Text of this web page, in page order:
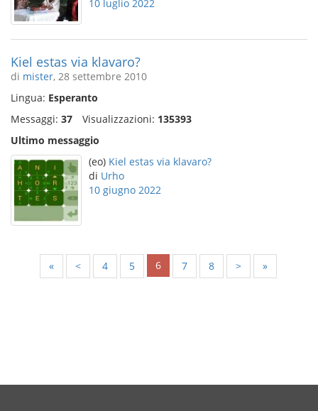
10 luglio 2022
Kiel estas via klavaro?
di mister, 28 settembre 2010
Lingua: Esperanto
Messaggi: 37 Visualizzazioni: 135393
Ultimo messaggio
(eo) Kiel estas via klavaro?
di Urho
10 giugno 2022
« < 4 5 6 7 8 > »